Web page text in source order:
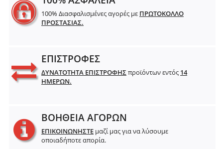
100% Διασφαλισμένες αγορές με ΠΡΩΤΟΚΟΛΛΟ
ΠΡΟΣΤΑΣΙΑΣ.
ΕΠΙΣΤΡΟΦΕΣ
ΔΥΝΑΤΟΤΗΤΑ ΕΠΙΣΤΡΟΦΗΣπροϊόντων εντός 14
ΗΜΕΡΩΝ.
ΒΟΗΘΕΙΑ ΑΓΟΡΩΝ
ΕΠΙΚΟΙΝΩΝΗΣΤΕ μαζί μας για να λύσουμε
οποιαδήποτε απορία.